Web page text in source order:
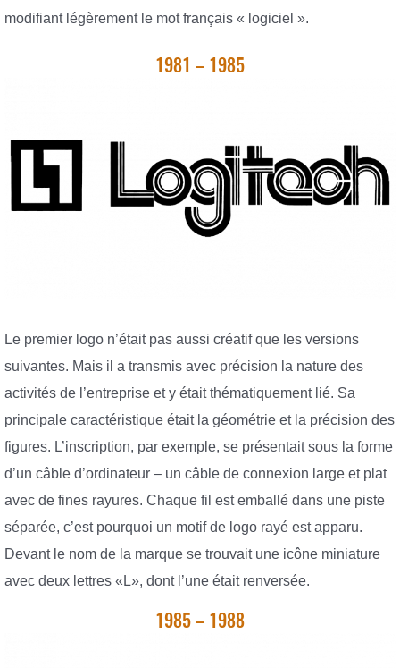
modifiant légèrement le mot français « logiciel ».
1981 – 1985
Le premier logo n’était pas aussi créatif que les versions
suivantes. Mais il a transmis avec précision la nature des
activités de l’entreprise et y était thématiquement lié. Sa
principale caractéristique était la géométrie et la précision des
figures. L’inscription, par exemple, se présentait sous la forme
d’un câble d’ordinateur – un câble de connexion large et plat
avec de fines rayures. Chaque fil est emballé dans une piste
séparée, c’est pourquoi un motif de logo rayé est apparu.
Devant le nom de la marque se trouvait une icône miniature
avec deux lettres «L», dont l’une était renversée.
1985 – 1988